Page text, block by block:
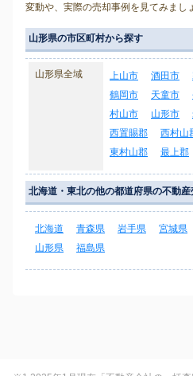
変動や、実際の売却事例を見てみまし
山形県の市区町村から探す
山形県全域 上山市 酒田市
鶴岡市
天童市
村山市
山形市
西置賜郡
西村山
東村山郡
最上郡
北海道・東北の他の都道府県の不動
北海道 青森県 岩手県 宮城県
山形県
福島県